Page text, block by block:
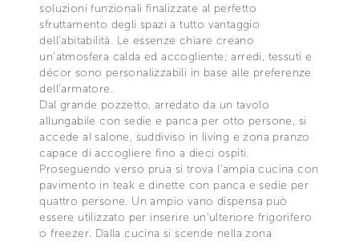
soluzioni funzionali finalizzate al perfetto
sfruttamento degli spazi a tutto vantaggio
dell’abitabilità. Le essenze chiare creano
un’atmosfera calda ed accogliente; arredi, tessuti e
décor sono personalizzabili in base alle preferenze
dell’armatore.
Dal grande pozzetto, arredato da un tavolo
allungabile con sedie e panca per otto persone, si
accede al salone, suddiviso in living e zona pranzo
capace di accogliere fino a dieci ospiti.
Proseguendo verso prua si trova l’ampia cucina con
pavimento in teak e dinette con panca e sedie per
quattro persone. Un ampio vano dispensa può
essere utilizzato per inserire un’ulteriore frigorifero
o freezer. Dalla cucina si scende nella zona